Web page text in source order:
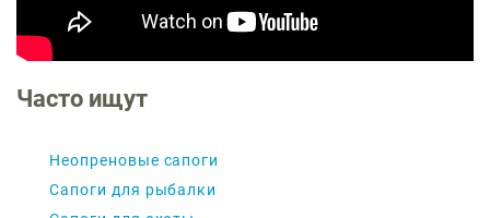
Часто ищут
Неопреновые сапоги
Сапоги для рыбалки